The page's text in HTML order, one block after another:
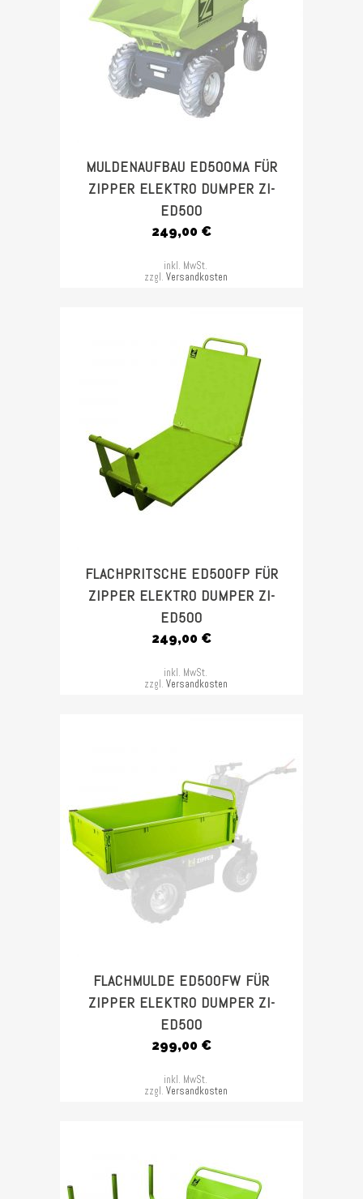
MULDENAUFBAU ED500MA FÜR
ZIPPER ELEKTRO DUMPER ZI-
ED500
249,00 €
inkl. MwSt.
zzgl. Versandkosten
FLACHPRITSCHE ED500FP FÜR
ZIPPER ELEKTRO DUMPER ZI-
ED500
249,00 €
inkl. MwSt.
zzgl. Versandkosten
FLACHMULDE ED500FW FÜR
ZIPPER ELEKTRO DUMPER ZI-
ED500
299,00 €
inkl. MwSt.
zzgl. Versandkosten